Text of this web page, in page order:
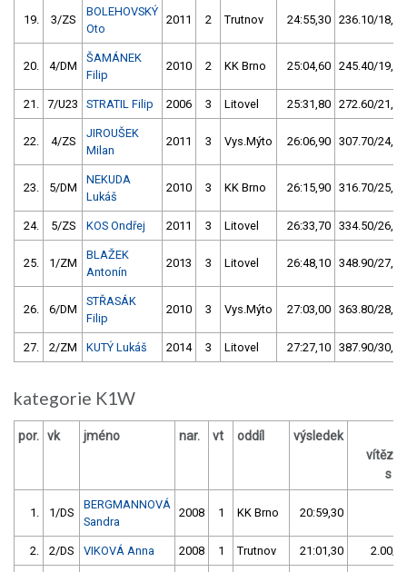
19. 3/ZS
BOLEHOVSKÝ
Oto
2011 2 Trutnov 24:55,30 236.10/18,8
20. 4/DM
ŠAMÁNEK
Filip
2010 2 KK Brno 25:04,60 245.40/19,5
21. 7/U23 STRATIL Filip 2006 3 Litovel 25:31,80 272.60/21,6
22. 4/ZS
JIROUŠEK
Milan
2011 3 Vys.Mýto 26:06,90 307.70/24,4
23. 5/DM
NEKUDA
Lukáš
2010 3 KK Brno 26:15,90 316.70/25,2
24. 5/ZS KOS Ondřej 2011 3 Litovel 26:33,70 334.50/26,6
25. 1/ZM
BLAŽEK
Antonín
2013 3 Litovel 26:48,10 348.90/27,7
26. 6/DM
STŘASÁK
Filip
2010 3 Vys.Mýto 27:03,00 363.80/28,9
27. 2/ZM KUTÝ Lukáš 2014 3 Litovel 27:27,10 387.90/30,8
kategorie K1W
por. vk jméno nar. vt oddíl výsledek
s /
1. 1/DS
BERGMANNOVÁ
Sandra
2008 1 KK Brno 20:59,30
2. 2/DS VIKOVÁ Anna 2008 1 Trutnov 21:01,30 2.00/